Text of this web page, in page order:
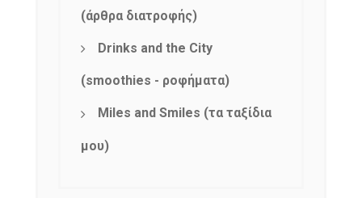
(άρθρα διατροφής)
Drinks and the City
(smoothies - ροφήματα)
Miles and Smiles (τα ταξίδια
μου)